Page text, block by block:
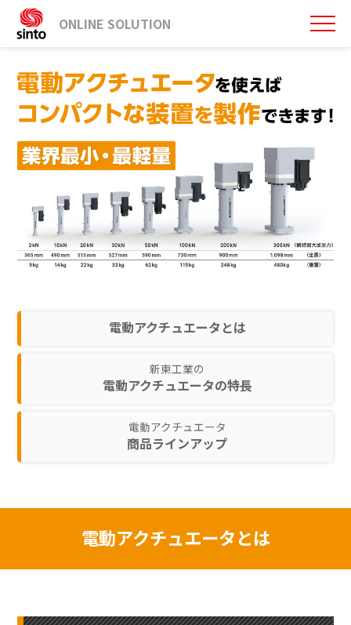
ONLINE SOLUTION
電動アクチュエータとは
新東工業の
電動アクチュエータの特長
電動アクチュエータ
商品ラインアップ
電動アクチュエータとは